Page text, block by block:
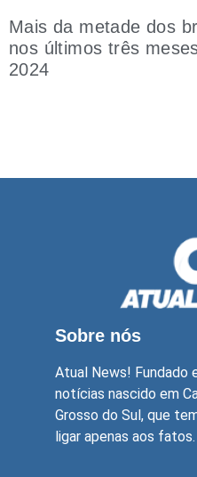
Mais da metade dos
nos últimos três
2024
Sobre nós
Atual News! Fundado
notícias nascido em
Grosso do Sul, que
ligar apenas aos fatos.